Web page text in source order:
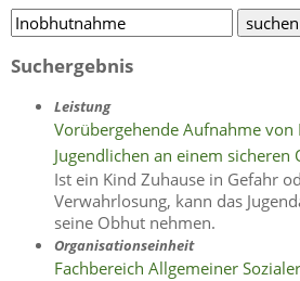
Suchergebnis
Leistung
Vorübergehende Aufnahme von
Jugendlichen an einem
Ist ein Kind Zuhause in Gefahr
Verwahrlosung, kann das
seine Obhut nehmen.
Organisationseinheit
Fachbereich Allgemeiner